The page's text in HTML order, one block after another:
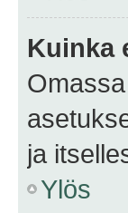
Kuinka
ja
Ylös